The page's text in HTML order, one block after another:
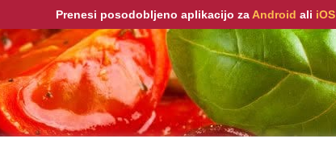
Prenesi posodobljeno aplikacijo za Android ali iOS